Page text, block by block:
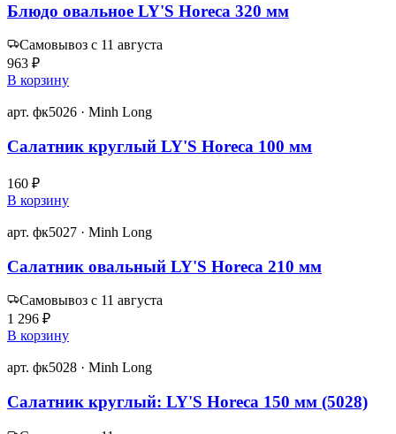
Блюдо овальное LY'S Horeca 320 мм
Самовывоз с 11 августа
963 ₽
В корзину
арт. фк5026 · Minh Long
Салатник круглый LY'S Horeca 100 мм
160 ₽
В корзину
арт. фк5027 · Minh Long
Салатник овальный LY'S Horeca 210 мм
Самовывоз с 11 августа
1 296 ₽
В корзину
арт. фк5028 · Minh Long
Салатник круглый: LY'S Horeca 150 мм (5028)